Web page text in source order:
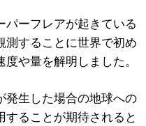
ーフレアが起きている
測することに世界で初め
や量を解明しました。
生した場合の地球への
ることが期待されると